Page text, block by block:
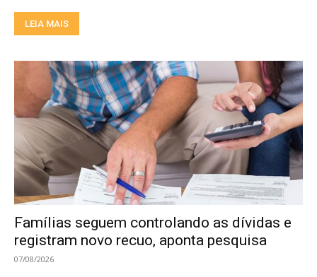
LEIA MAIS
Famílias seguem controlando as dívidas e
registram novo recuo, aponta pesquisa
07/08/2026